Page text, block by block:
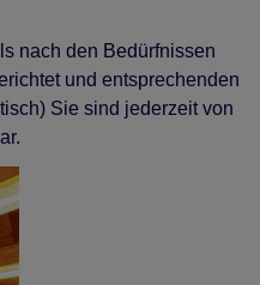
nach den Bedürfnissen
und entsprechenden
Sie sind jederzeit von